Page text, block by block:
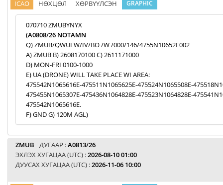
ICAO НӨХЦӨЛ ХӨРВҮҮЛСЭН GRAPHIC
070710 ZMUBYNYX
(A0808/26 NOTAMN
Q) ZMUB/QWULW/IV/BO /W /000/146/4755N10652E002
A) ZMUB B) 2608170100 C) 2611171000
D) MON-FRI 0100-1000
E) UA (DRONE) WILL TAKE PLACE WI AREA:
475542N1065616E-475511N1065625E-475524N1065508E-
475455N1065307E-475436N1064828E-475523N1064828E-
475542N1065616E.
F) GND G) 120M AGL)
ZMUB ДУГААР :A0813/26
ЭХЛЭХ ХУГАЦАА (UTC) :2026-08-10 01:00
ДУУСАХ ХУГАЦАА (UTC) :2026-11-06 10:00